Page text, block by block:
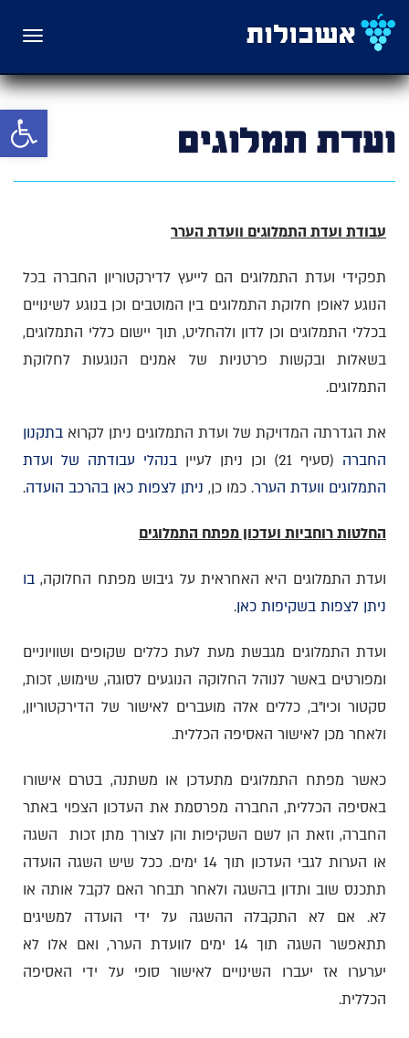
פתח
תפריט
ועדת תמלוגים
עבודת ועדת התמלוגים וועדת הערר
תפקידי ועדת התמלוגים הם לייעץ לדירקטוריון החברה בכל
הנוגע לאופן חלוקת התמלוגים בין המוטבים וכן בנוגע לשינויים
בכללי התמלוגים וכן לדון ולהחליט, תוך יישום כללי התמלוגים,
בשאלות ובקשות פרטניות של אמנים הנוגעות לחלוקת
התמלוגים.
את הגדרתה המדויקת של ועדת התמלוגים ניתן לקרוא בתקנון
החברה (סעיף 21) וכן ניתן לעיין
בנהלי עבודתה של ועדת
התמלוגים וועדת הערר. כמו כן, ניתן לצפות כאן בהרכב הועדה.
החלטות רוחביות ועדכון מפתח התמלוגים
ועדת התמלוגים היא האחראית על גיבוש מפתח החלוקה, בו
ניתן לצפות בשקיפות כאן.
ועדת התמלוגים מגבשת מעת לעת כללים שקופים ושוויוניים
ומפורטים באשר לנוהל החלוקה הנוגעים לסוגה, שימוש, זכות,
סקטור וכיו"ב, כללים אלה מועברים לאישור של הדירקטוריון,
ולאחר מכן לאישור האסיפה הכללית.
כאשר מפתח התמלוגים מתעדכן או משתנה, בטרם אישורו
באסיפה הכללית, החברה מפרסמת את העדכון הצפוי באתר
החברה, וזאת הן לשם השקיפות והן לצורך מתן זכות השגה
או הערות לגבי העדכון תוך 14 ימים. ככל שיש השגה הועדה
תתכנס שוב ותדון בהשגה ולאחר תבחר האם לקבל אותה או
לא. אם לא התקבלה ההשגה על ידי הועדה למשיגים
תתאפשר השגה תוך 14 ימים לוועדת הערר, ואם אלו לא
יערערו אז יעברו השינויים לאישור סופי על ידי האסיפה
הכללית.